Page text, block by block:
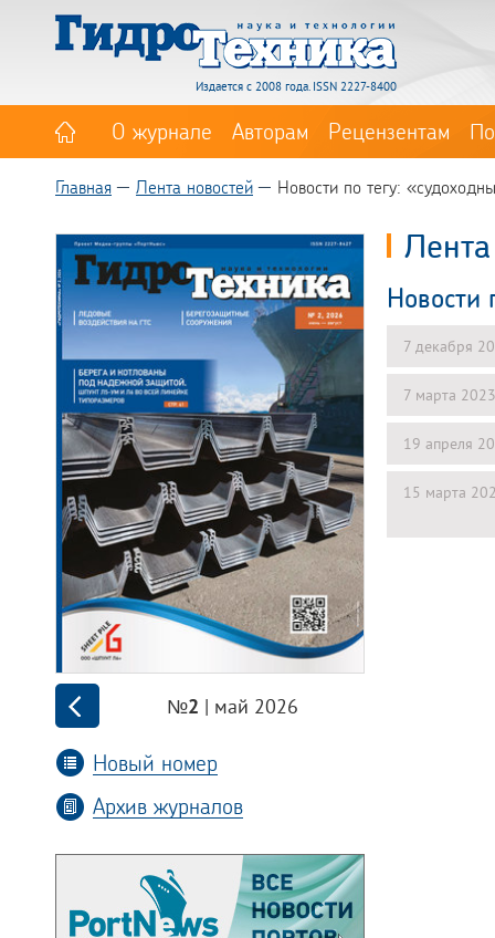
Издается с 2008 года. ISSN 2227-8400
О журнале Авторам Рецензентам
Главная Лента новостей Новости по тегу:
№2 | май 2026
Новый номер
Архив журналов
Новости
7 декабря
7 марта 2023
19 апреля
15 марта